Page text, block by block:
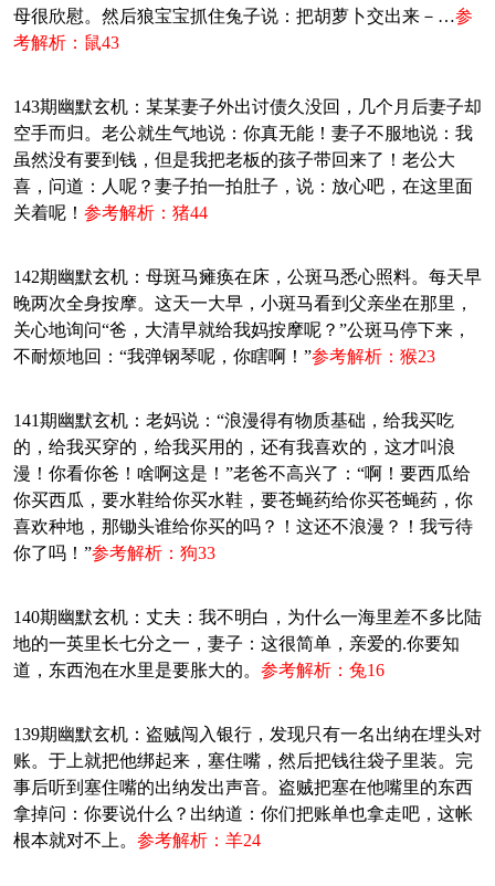
母很欣慰。然后狼宝宝抓住兔子说：把胡萝卜交出来－…参
考解析：鼠43
143期幽默玄机：某某妻子外出讨债久没回，几个月后妻子却
空手而归。老公就生气地说：你真无能！妻子不服地说：我
虽然没有要到钱，但是我把老板的孩子带回来了！老公大
喜，问道：人呢？妻子拍一拍肚子，说：放心吧，在这里面
关着呢！ 参考解析：猪44
142期幽默玄机：母斑马瘫痪在床，公斑马悉心照料。每天早
晚两次全身按摩。这天一大早，小斑马看到父亲坐在那里，
关心地询问“爸，大清早就给我妈按摩呢？”公斑马停下来，
不耐烦地回：“我弹钢琴呢，你瞎啊！”参考解析：猴23
141期幽默玄机：老妈说：“浪漫得有物质基础，给我买吃
的，给我买穿的，给我买用的，还有我喜欢的，这才叫浪
漫！你看你爸！啥啊这是！”老爸不高兴了：“啊！要西瓜给
你买西瓜，要水鞋给你买水鞋，要苍蝇药给你买苍蝇药，你
喜欢种地，那锄头谁给你买的吗？！这还不浪漫？！我亏待
你了吗！”参考解析：狗33
140期幽默玄机：丈夫：我不明白，为什么一海里差不多比陆
地的一英里长七分之一，妻子：这很简单，亲爱的.你要知
道，东西泡在水里是要胀大的。 参考解析：兔16
139期幽默玄机：盗贼闯入银行，发现只有一名出纳在埋头对
账。于上就把他绑起来，塞住嘴，然后把钱往袋子里装。完
事后听到塞住嘴的出纳发出声音。盗贼把塞在他嘴里的东西
拿掉问：你要说什么？出纳道：你们把账单也拿走吧，这帐
根本就对不上。 参考解析：羊24